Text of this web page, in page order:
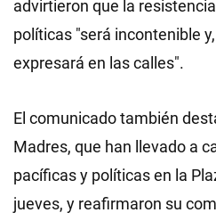
advirtieron que la
políticas "será incontenible
expresará en las calles".
El comunicado también
Madres, que han llevado a
pacíficas y políticas en la
jueves, y reafirmaron su